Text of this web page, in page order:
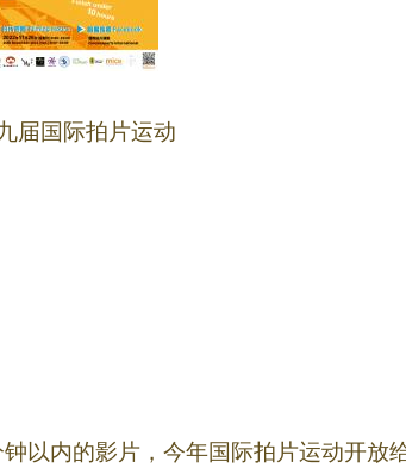
届国际拍片运动
以内的影片，今年国际拍片运动开放